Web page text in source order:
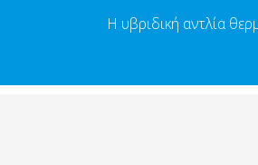
Η υβριδική αντλία